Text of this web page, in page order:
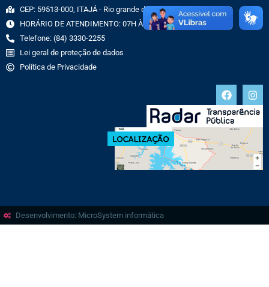
CEP: 59513-000, ITAJÁ - Rio grande do Norte
HORÁRIO DE ATENDIMENTO: 07H ÀS 13H
Telefone: (84) 3330-2255
Lei geral de proteção de dados
Política de Privacidade
Desenvolvimento: MicroSystem informática